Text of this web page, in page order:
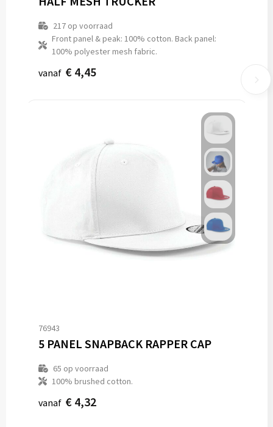
217op voorraad
Front panel & peak: 100% cotton. Back panel:
100% polyester mesh fabric.
vanaf € 4,45
76943
5 PANEL SNAPBACK RAPPER CAP
65 op voorraad
100% brushed cotton.
vanaf € 4,32